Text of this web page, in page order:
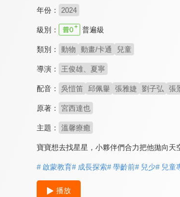
年份： 2024
級別： 普遍級
類別： 動物 動畫/卡通 兒童
導演： 王俊雄、夏寧
配音： 吳愷笛 邱佩轝 張雅婕 劉子弘 張
原著： 宮西達也
主題： 溫馨療癒
寶寶想去找星星，小夥伴們合力把他拋向天
# 啟蒙教育# 成長探索# 學齡前# 兒少# 兒童
播放